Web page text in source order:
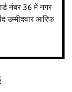
नंबर 36 में नगर
उम्मीदवार आरिफ